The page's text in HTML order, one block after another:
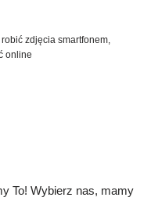
zdjęcia smartfonem,
online
To! Wybierz nas, mamy